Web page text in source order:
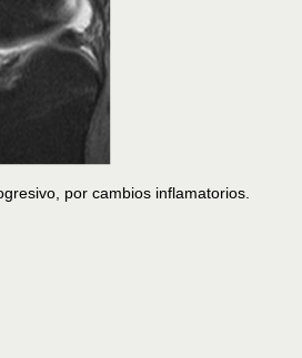
por cambios inflamatorios.